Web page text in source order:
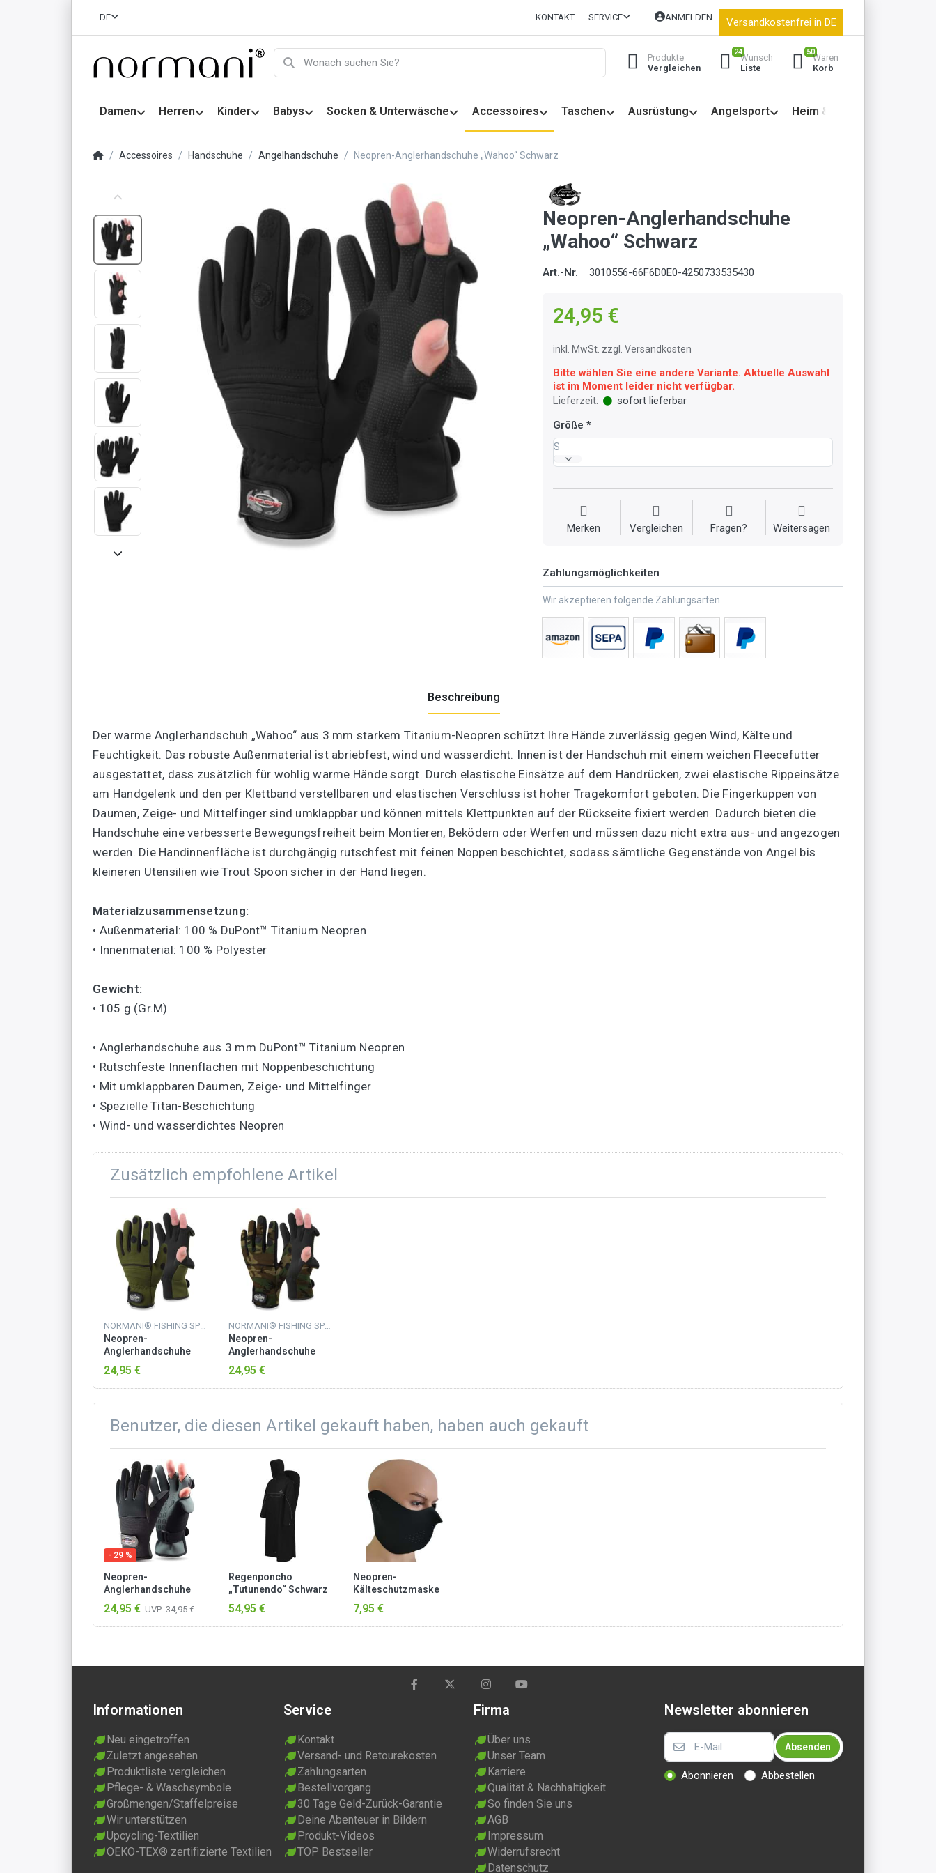
DE KONTAKT SERVICE ANMELDEN Versandkostenfrei in DE
Produkte
Vergleichen
24
Wunsch
Liste
50
Waren
Korb
Damen Herren Kinder Babys Socken & Unterwäsche Accessoires Taschen Ausrüstung Angelsport Heim & Garten
Accessoires Handschuhe Angelhandschuhe Neopren-Anglerhandschuhe „Wahoo“ Schwarz
Neopren-Anglerhandschuhe
„Wahoo“ Schwarz
Art.-Nr. 3010556-66F6D0E0-4250733535430
24,95 €
inkl. MwSt. zzgl. Versandkosten
Bitte wählen Sie eine andere Variante. Aktuelle Auswahl
ist im Moment leider nicht verfügbar.
Lieferzeit:
sofort lieferbar
Größe
S
Merken Vergleichen Fragen? Weitersagen
Zahlungsmöglichkeiten
Wir akzeptieren folgende Zahlungsarten
Beschreibung
Der warme Anglerhandschuh „Wahoo“ aus 3 mm starkem Titanium-Neopren schützt Ihre Hände zuverlässig gegen Wind, Kälte und
Feuchtigkeit. Das robuste Außenmaterial ist abriebfest, wind und wasserdicht. Innen ist der Handschuh mit einem weichen Fleecefutter
ausgestattet, dass zusätzlich für wohlig warme Hände sorgt. Durch elastische Einsätze auf dem Handrücken, zwei elastische Rippeinsätze
am Handgelenk und den per Klettband verstellbaren und elastischen Verschluss ist hoher Tragekomfort geboten. Die Fingerkuppen von
Daumen, Zeige- und Mittelfinger sind umklappbar und können mittels Klettpunkten auf der Rückseite fixiert werden. Dadurch bieten die
Handschuhe eine verbesserte Bewegungsfreiheit beim Montieren, Beködern oder Werfen und müssen dazu nicht extra aus- und angezogen
werden. Die Handinnenfläche ist durchgängig rutschfest mit feinen Noppen beschichtet, sodass sämtliche Gegenstände von Angel bis
kleineren Utensilien wie Trout Spoon sicher in der Hand liegen.
Materialzusammensetzung:
• Außenmaterial: 100 % DuPont™ Titanium Neopren
• Innenmaterial: 100 % Polyester
Gewicht:
• 105 g (Gr.M)
• Anglerhandschuhe aus 3 mm DuPont™ Titanium Neopren
• Rutschfeste Innenflächen mit Noppenbeschichtung
• Mit umklappbaren Daumen, Zeige- und Mittelfinger
• Spezielle Titan-Beschichtung
• Wind- und wasserdichtes Neopren
Zusätzlich empfohlene Artikel
NORMANI® FISHING SPORTS
Neopren-
Anglerhandschuhe
„Wahoo“ Oliv
24,95 €
NORMANI® FISHING SPORTS
Neopren-
Anglerhandschuhe
„Wahoo“ Woodland
24,95 €
Benutzer, die diesen Artikel gekauft haben, haben auch gekauft
- 29 %
Neopren-
Anglerhandschuhe
„Catcher“
Schwarz/Grau
24,95 € UVP: 34,95 €
Regenponcho
„Tutunendo“ Schwarz
54,95 €
Neopren-
Kälteschutzmaske
Schwarz
7,95 €
Informationen
Neu eingetroffen
Zuletzt angesehen
Produktliste vergleichen
Pflege- & Waschsymbole
Großmengen/Staffelpreise
Wir unterstützen
Upcycling-Textilien
OEKO-TEX® zertifizierte Textilien
Service
Kontakt
Versand- und Retourekosten
Zahlungsarten
Bestellvorgang
30 Tage Geld-Zurück-Garantie
Deine Abenteuer in Bildern
Produkt-Videos
TOP Bestseller
Firma
Über uns
Unser Team
Karriere
Qualität & Nachhaltigkeit
So finden Sie uns
AGB
Impressum
Widerrufsrecht
Datenschutz
Newsletter abonnieren
Absenden
Abonnieren Abbestellen